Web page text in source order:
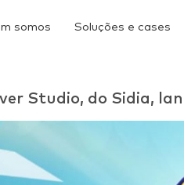
somos Soluções e cases
Studio, do Sidia,